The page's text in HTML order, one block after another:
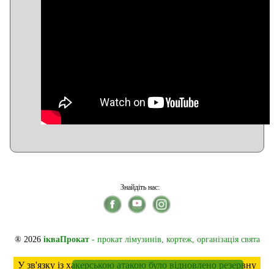
Знайдіть нас:
® 2026 ікваПрокат- прокат лімузинів, кортеж, організація свята
У зв'язку із хакерською атакою було відновлено резервну